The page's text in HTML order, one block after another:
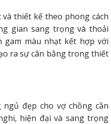
và thiết kế theo phong cách
gian sang trọng và thoải
gam màu nhạt kết hợp với
ra sự cân bằng trong thiết
đẹp cho vợ chồng cần
hiện đại và sang trọng